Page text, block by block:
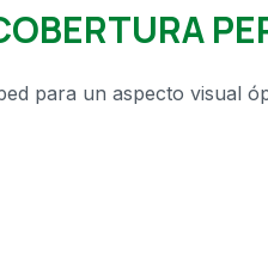
para un aspecto visual